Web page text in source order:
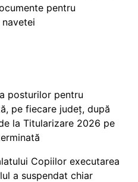
pentru
posturilor pentru
pe fiecare județ, după
la Titularizare 2026 pe
Copiilor executarea
a suspendat chiar